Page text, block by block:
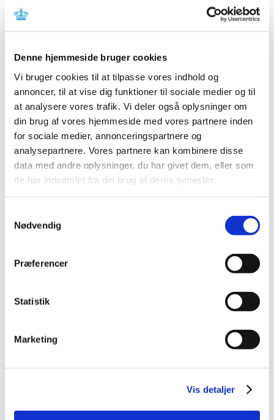
Denne hjemmeside bruger cookies
Vi bruger cookies til at tilpasse vores indhold og
annoncer, til at vise dig funktioner til sociale medier og til
at analysere vores trafik. Vi deler også oplysninger om
din brug af vores hjemmeside med vores partnere inden
for sociale medier, annonceringspartnere og
analysepartnere. Vores partnere kan kombinere disse
data med andre oplysninger, du har givet dem, eller som
de har indsamlet fra din brug af deres tjenester.
Nødvendig
Præferencer
Statistik
Marketing
Vis detaljer
2019 (44)
2017 (38)
2016 (48)
2015 (31)
2014 (44)
2013 (45)
december (4)
november (5)
juli (1)
april (5)
februar (4)
2012 (44)
2010 (7)